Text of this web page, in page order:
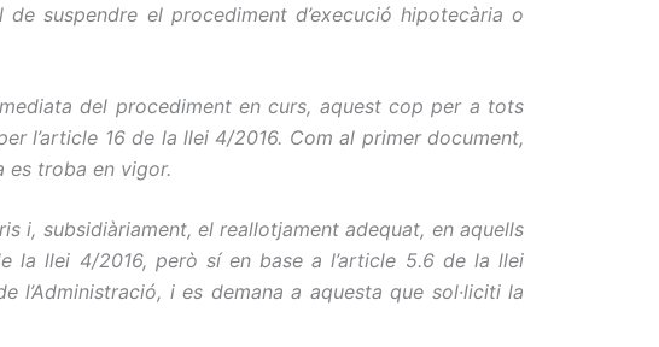
suspendre el procediment d’execució hipotecària o
del procediment en curs, aquest cop per a tots
l’article 16 de la llei 4/2016. Com al primer document,
es troba en vigor.
i, subsidiàriament, el reallotjament adequat, en aquells
la llei 4/2016, però sí en base a l’article 5.6 de la llei
i es demana a aquesta que sol·liciti la